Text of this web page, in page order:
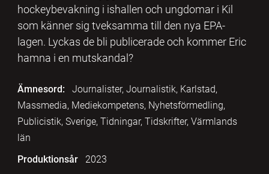
hockeybevakning i ishallen och ungdomar i Kil
som känner sig tveksamma till den nya EPA-
lagen. Lyckas de bli publicerade och kommer Eric
hamna i en mutskandal?
Ämnesord:
Journalister, Journalistik, Karlstad,
Massmedia, Mediekompetens, Nyhetsförmedling,
Publicistik, Sverige, Tidningar, Tidskrifter, Värmlands
län
Produktionsår
2023